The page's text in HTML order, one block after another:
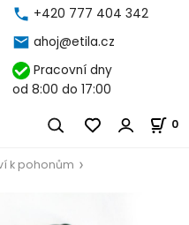
+420 777 404 342
ahoj@etila.cz
Pracovní dny
od 8:00 do 17:00
0
k pohonům